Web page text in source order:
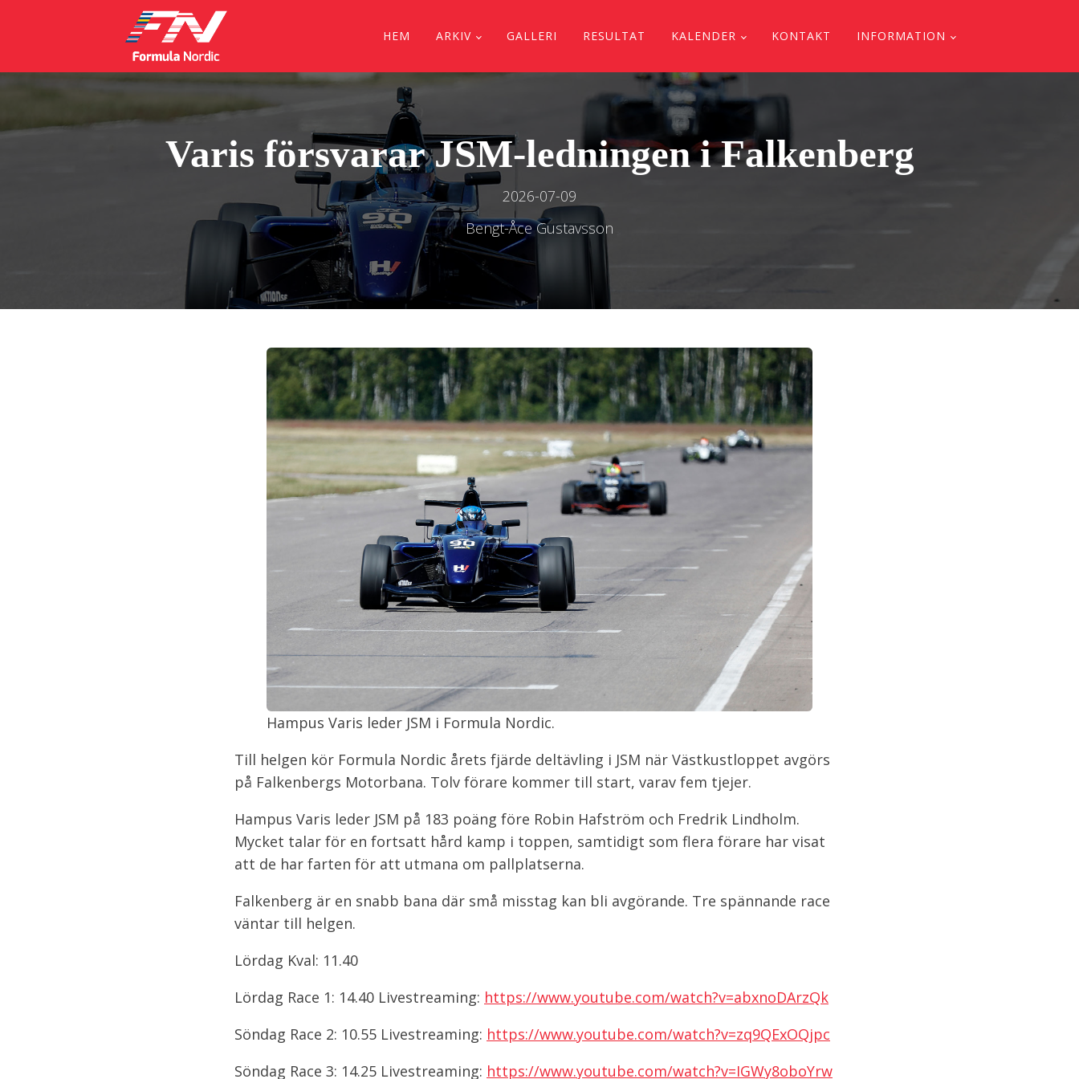
HEM ARKIV GALLERI RESULTAT KALENDER KONTAKT INFORMATION
Varis försvarar JSM-ledningen i Falkenberg
2026-07-09
Bengt-Åce Gustavsson
Hampus Varis leder JSM i Formula Nordic.
Till helgen kör Formula Nordic årets fjärde deltävling i JSM när Västkustloppet avgörs
på Falkenbergs Motorbana. Tolv förare kommer till start, varav fem tjejer.
Hampus Varis leder JSM på 183 poäng före Robin Hafström och Fredrik Lindholm.
Mycket talar för en fortsatt hård kamp i toppen, samtidigt som flera förare har visat
att de har farten för att utmana om pallplatserna.
Falkenberg är en snabb bana där små misstag kan bli avgörande. Tre spännande race
väntar till helgen.
Lördag Kval: 11.40
Lördag Race 1: 14.40 Livestreaming: https://www.youtube.com/watch?v=abxnoDArzQk
Söndag Race 2: 10.55 Livestreaming: https://www.youtube.com/watch?v=zq9QExOQjpc
Söndag Race 3: 14.25 Livestreaming: https://www.youtube.com/watch?v=IGWy8oboYrw